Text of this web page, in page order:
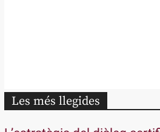
Les més llegides